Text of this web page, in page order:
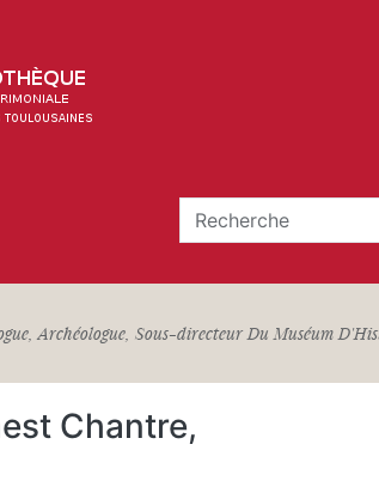
Archéologue, Sous-directeur Du Muséum
Chantre,